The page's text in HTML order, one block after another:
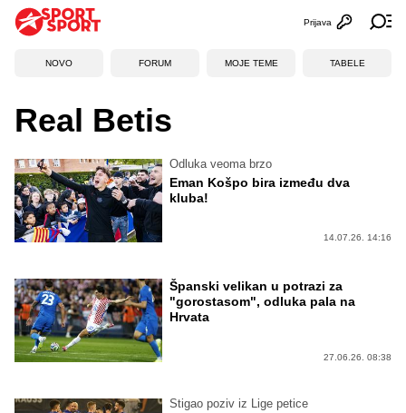
Otvori
Prijava
NOVO FORUM MOJE TEME TABELE
Real Betis
Odluka veoma brzo
Eman Košpo bira između dva
kluba!
14.07.26. 14:16
Španski velikan u potrazi za
"gorostasom", odluka pala na
Hrvata
27.06.26. 08:38
Stigao poziv iz Lige petice